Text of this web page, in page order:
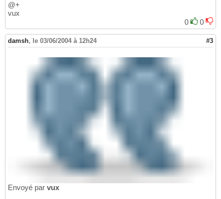
@+
vux
0
0
damsh, le 03/06/2004 à 12h24 #3
Envoyé par vux